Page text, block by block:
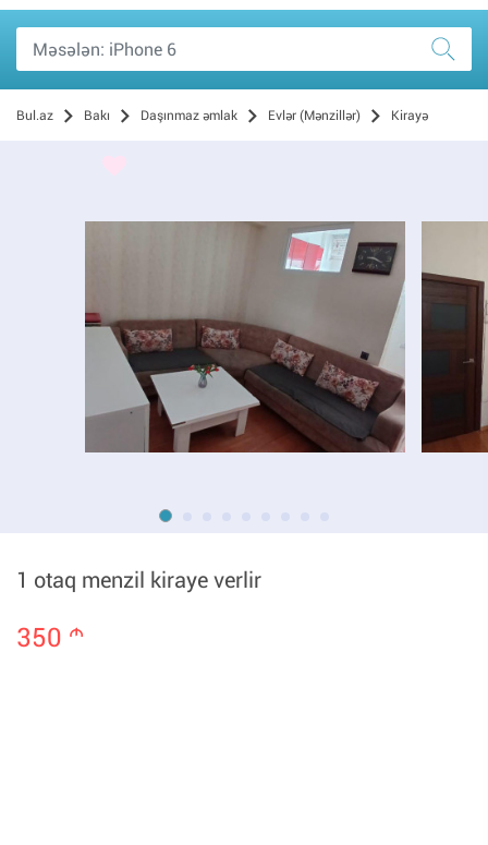
Bul.az Bakı Daşınmaz əmlak Evlər (Mənzillər) Kirayə
1 otaq menzil kiraye verlir
350 m